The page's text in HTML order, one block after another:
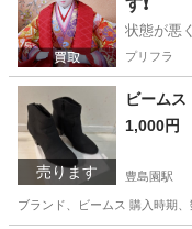
す❗️
状態が悪
プリフラ
売ります
ビーム
1,000円
豊島園駅
ブランド、ビームス 購入時期